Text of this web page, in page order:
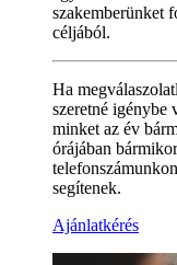
szakemberünket
céljából.
Ha
szeretné igénybe
minket az év
órájában
segítenek.
Ajánlatkérés